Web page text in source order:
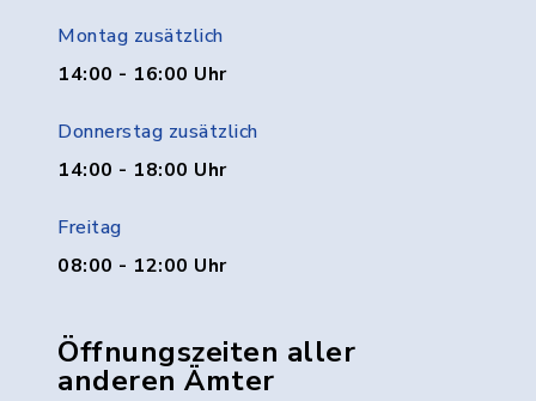
Montag zusätzlich
14:00 - 16:00 Uhr
Donnerstag zusätzlich
14:00 - 18:00 Uhr
Freitag
08:00 - 12:00 Uhr
Öffnungszeiten aller
anderen Ämter